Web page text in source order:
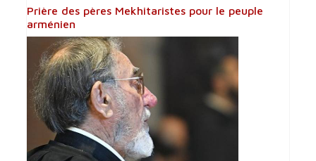
Prière des pères Mekhitaristes pour le peuple
arménien